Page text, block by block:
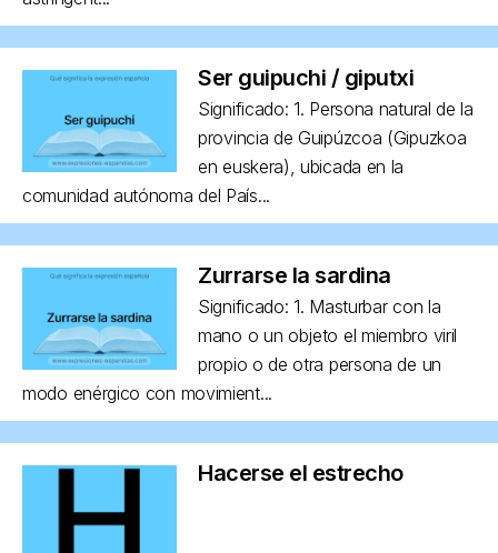
Ser guipuchi / giputxi
Significado: 1. Persona natural de la
provincia de Guipúzcoa (Gipuzkoa
en euskera), ubicada en la
comunidad autónoma del País...
Zurrarse la sardina
Significado: 1. Masturbar con la
mano o un objeto el miembro viril
propio o de otra persona de un
modo enérgico con movimient...
Hacerse el estrecho